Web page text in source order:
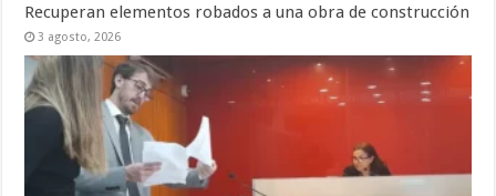
Recuperan elementos robados a una obra de construcción
3 agosto, 2026